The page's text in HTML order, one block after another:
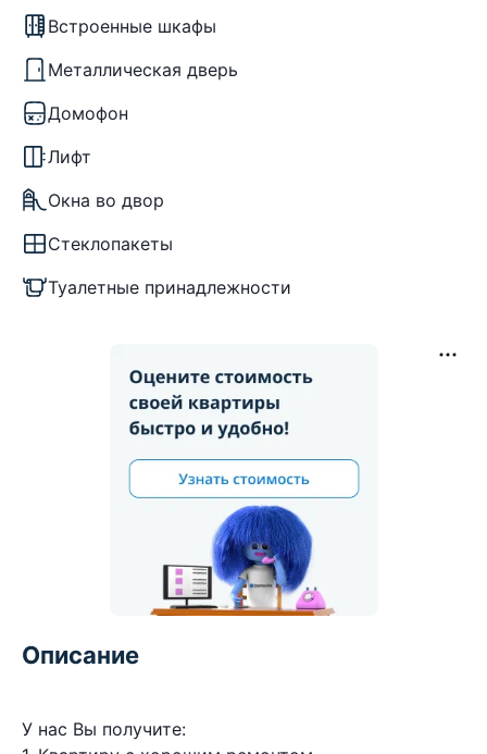
Встроенные шкафы
Металлическая дверь
Домофон
Лифт
Окна во двор
Стеклопакеты
Туалетные принадлежности
Описание
У нас Вы получите: